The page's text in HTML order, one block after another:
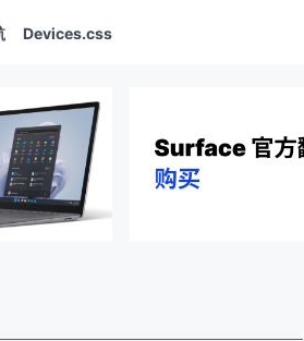
Devices.css